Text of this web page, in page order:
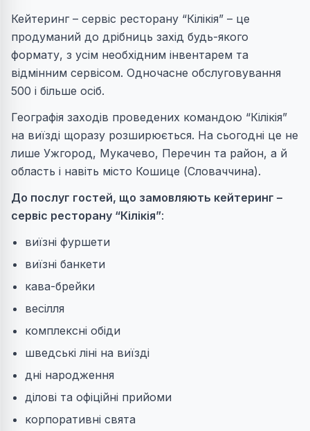
Кейтеринг – сервіс ресторану “Кілікія” – це
продуманий до дрібниць захід будь-якого
формату, з усім необхідним інвентарем та
відмінним сервісом. Одночасне обслуговування
500 і більше осіб.
Географія заходів проведених командою “Кілікія”
на виїзді щоразу розширюється. На сьогодні це не
лише Ужгород, Мукачево, Перечин та район, а й
область і навіть місто Кошице (Словаччина).
До послуг гостей, що замовляють кейтеринг –
сервіс ресторану “Кілікія”:
виїзні фуршети
виїзні банкети
кава-брейки
весілля
комплексні обіди
шведські ліні на виїзді
дні народження
ділові та офіційні прийоми
корпоративні свята